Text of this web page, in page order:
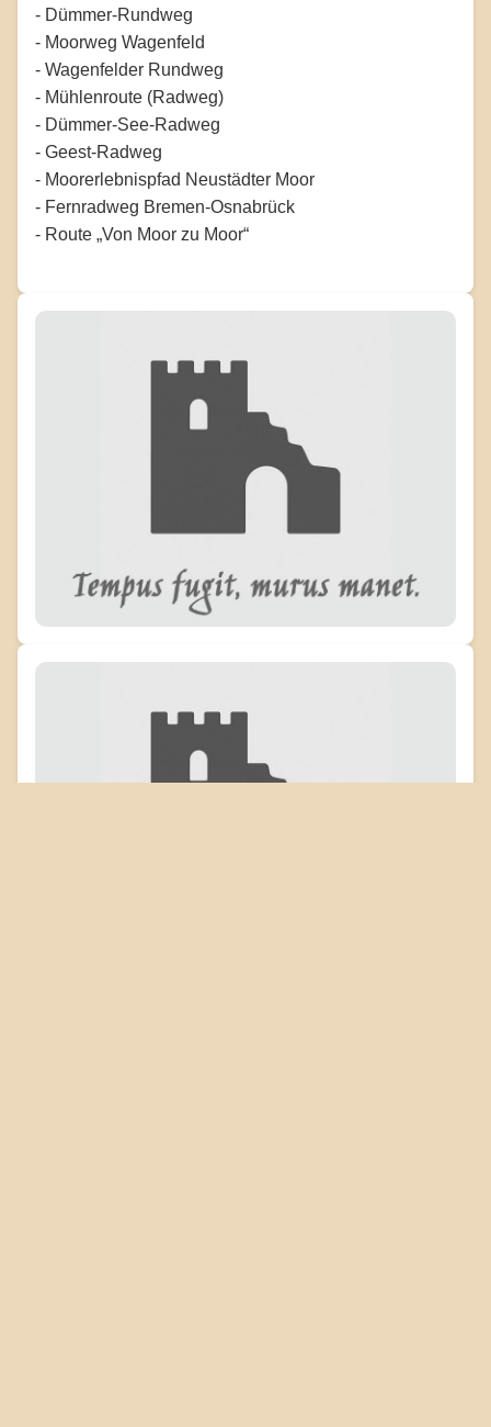
- Dümmer-Rundweg
- Moorweg Wagenfeld
- Wagenfelder Rundweg
- Mühlenroute (Radweg)
- Dümmer-See-Radweg
- Geest-Radweg
- Moorerlebnispfad Neustädter Moor
- Fernradweg Bremen-Osnabrück
- Route „Von Moor zu Moor“